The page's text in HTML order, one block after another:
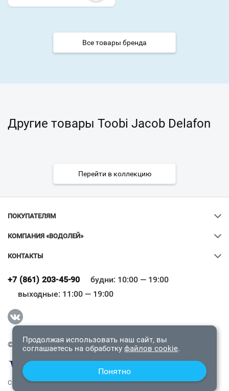
Все товары бренда
Другие товары Toobi Jacob Delafon
Перейти в коллекцию
ПОКУПАТЕЛЯМ
КОМПАНИЯ «ВОДОЛЕЙ»
КОНТАКТЫ
+7 (861) 203-45-90
будни: 10:00 — 19:00
выходные: 11:00 — 19:00
© 2009-2026 «Водолей Онлайн». Все права защищены.
СОГЛАШЕНИЕ О КОНФИДЕНЦИАЛЬНОСТИ
Всё верно
Продолжая использовать наш сайт, вы
соглашаетесь на обработку файлов cookie.
Понятно